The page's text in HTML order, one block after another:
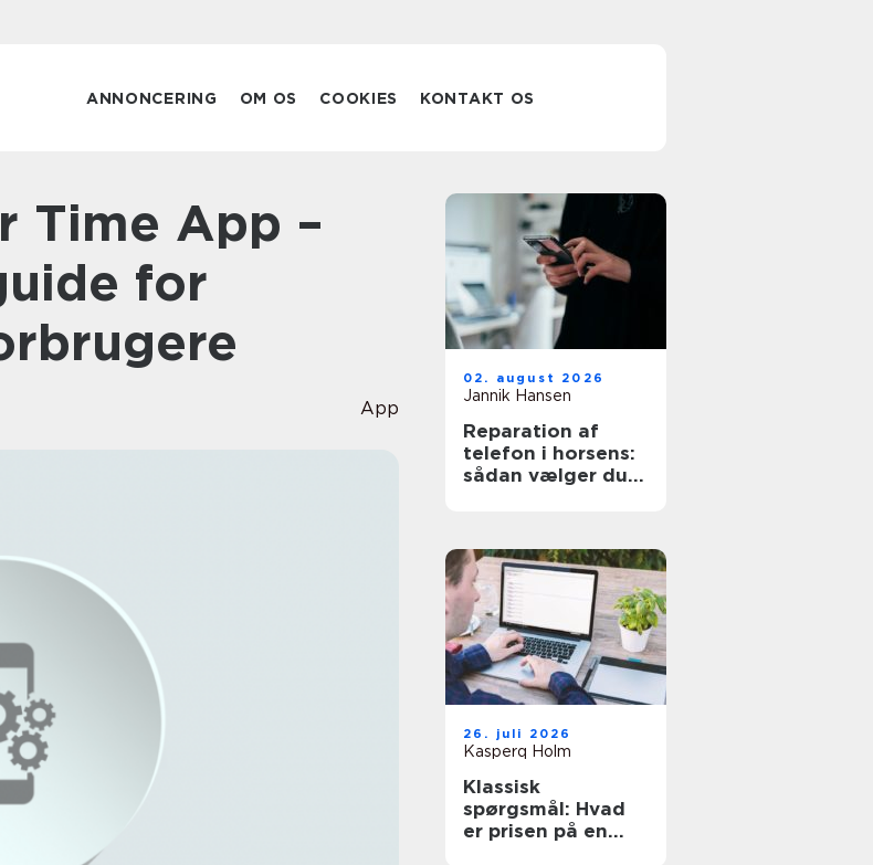
ANNONCERING OM OS COOKIES KONTAKT OS
for
App
02. august 2026
Jannik Hansen
Reparation af
telefon i horsens:
sådan vælger du
26. juli 2026
Kasperq Holm
Klassisk
spørgsmål: Hvad
er prisen på en